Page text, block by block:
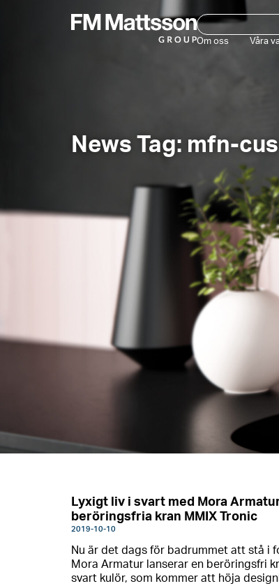
Om oss Våra
News Tag: mfn-
Lyxigt liv i svart med Mora
beröringsfria kran MMIX Tronic
2019-10-10
Nu är det dags för badrummet att stå i
Mora Armatur lanserar en beröringsfri
svart kulör, som kommer att höja